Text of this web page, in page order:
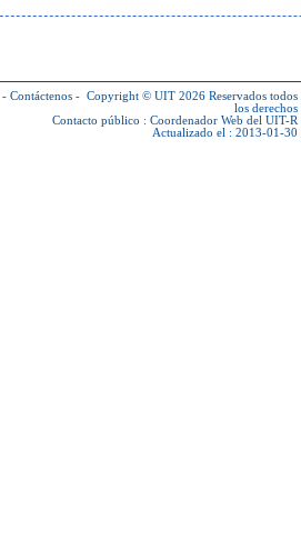
- Contáctenos - Copyright © UIT 2026 Reservados todos
los derechos
Contacto público : Coordenador Web del UIT-R
Actualizado el : 2013-01-30